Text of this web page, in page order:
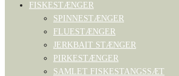
FISKESTÆNGER
SPINNESTÆNGER
FLUESTÆNGER
JERKBAIT STÆNGER
PIRKESTÆNGER
SAMLET FISKESTANGSSÆT